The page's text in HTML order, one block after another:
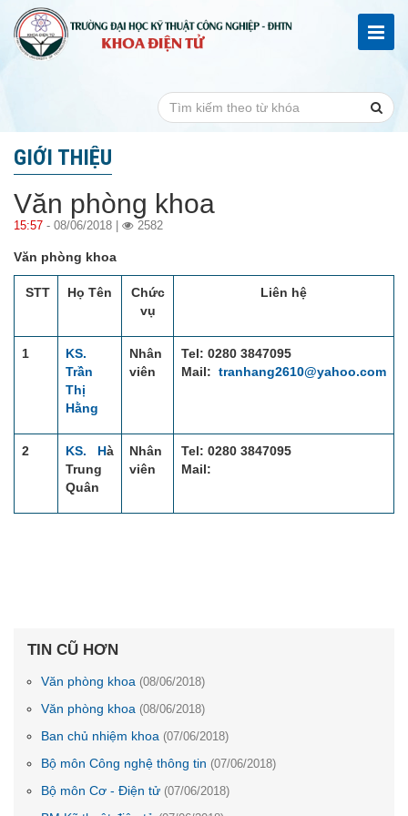
GIỚI THIỆU
Văn phòng khoa
15:57 - 08/06/2018 | 2582
Văn phòng khoa
STT Họ Tên
Chức
vụ
Liên hệ
1
KS.
Trần
Thị
Hằng
Nhân
viên
Tel: 0280 3847095
Mail: tranhang2610@yahoo.com
2 KS. Hà
Trung
Quân
Nhân
viên
Tel: 0280 3847095
Mail:
TIN CŨ HƠN
Văn phòng khoa (08/06/2018)
Văn phòng khoa (08/06/2018)
Ban chủ nhiệm khoa (07/06/2018)
Bộ môn Công nghệ thông tin (07/06/2018)
Bộ môn Cơ - Điện tử (07/06/2018)